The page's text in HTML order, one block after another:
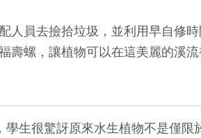
去撿拾垃圾，並利用早自修時
螺，讓植物可以在這美麗的溪
很驚訝原來水生植物不是僅限